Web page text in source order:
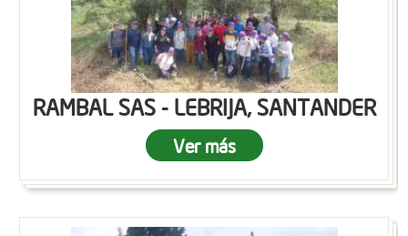
RAMBAL SAS - LEBRIJA, SANTANDER
Ver más